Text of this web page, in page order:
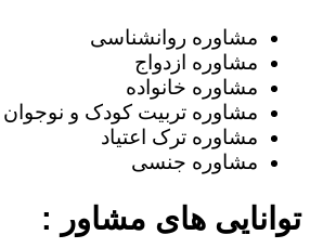
مشاوره روانشناسی
مشاوره ازدواج
مشاوره خانواده
مشاوره تربیت کودک و نوجوان
مشاوره ترک اعتیاد
مشاوره جنسی
توانایی های مشاور :